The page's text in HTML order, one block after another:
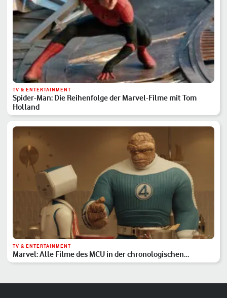
TV & ENTERTAINMENT
Spider-Man: Die Reihenfolge der Marvel-Filme mit Tom
Holland
TV & ENTERTAINMENT
Marvel: Alle Filme des MCU in der chronologischen
Reihenfolge